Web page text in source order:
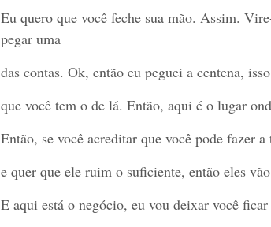
Eu quero que você feche sua mão. Assim.
pegar uma
das contas. Ok, então eu peguei a centena,
que você tem o de lá. Então, aqui é o lugar
Então, se você acreditar que você pode fazer
e quer que ele ruim o suficiente, então eles
E aqui está o negócio, eu vou deixar você